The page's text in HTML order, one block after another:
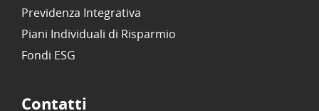
Previdenza Integrativa
Piani Individuali di Risparmio
Fondi ESG
Contatti